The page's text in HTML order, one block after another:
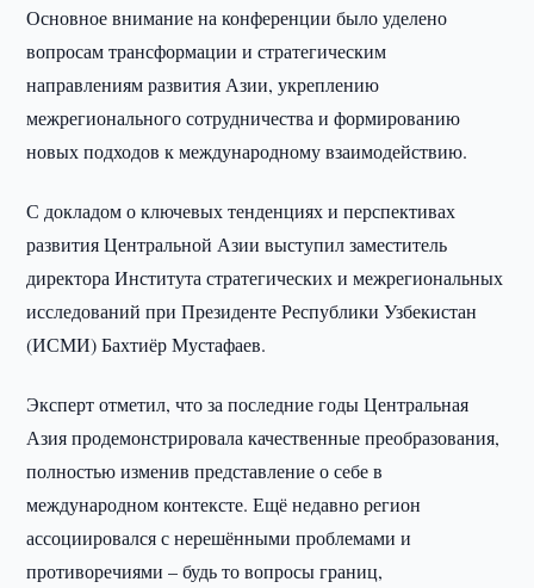
Основное внимание на конференции было уделено
вопросам трансформации и стратегическим
направлениям развития Азии, укреплению
межрегионального сотрудничества и формированию
новых подходов к международному взаимодействию.
С докладом о ключевых тенденциях и перспективах
развития Центральной Азии выступил заместитель
директора Института стратегических и межрегиональных
исследований при Президенте Республики Узбекистан
(ИСМИ) Бахтиёр Мустафаев.
Эксперт отметил, что за последние годы Центральная
Азия продемонстрировала качественные преобразования,
полностью изменив представление о себе в
международном контексте. Ещё недавно регион
ассоциировался с нерешёнными проблемами и
противоречиями – будь то вопросы границ,